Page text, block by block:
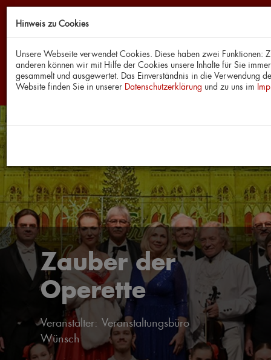
Zauber der
Operette
Veranstalter: Veranstaltungsbüro
Wünsch
Hinweis zu Cookies
Unsere Webseite verwendet Cookies. Diese haben zwei
anderen können wir mit Hilfe der Cookies unsere Inhalte für Sie
gesammelt und ausgewertet. Das Einverständnis in die Verwendung
Website finden Sie in unserer Datenschutzerklärung und zu uns im